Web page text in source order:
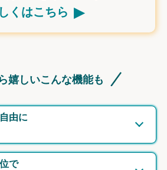
くはこちら ▸
嬉しいこんな機能も
由に
で